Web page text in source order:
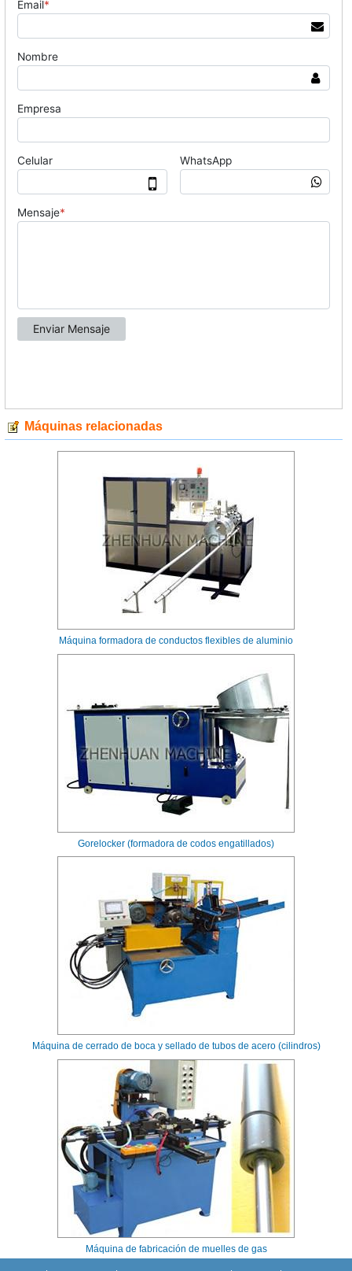
Máquinas relacionadas
Máquina formadora de conductos flexibles de aluminio
Gorelocker (formadora de codos engatillados)
Máquina de cerrado de boca y sellado de tubos de acero (cilindros)
Máquina de fabricación de muelles de gas